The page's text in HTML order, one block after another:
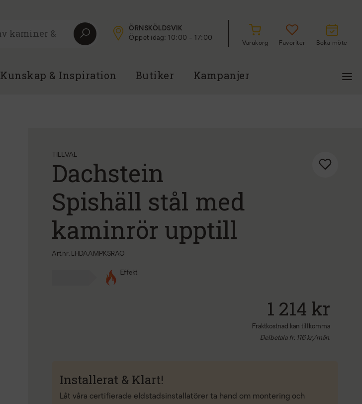
ÖRNSKÖLDSVIK
Öppet idag: 10:00 - 17:00
Varukorg Favoriter Boka möte
Kunskap & Inspiration Butiker Kampanjer
TILLVAL
Dachstein
Spishäll stål med
kaminrör upptill
Art.nr. LHDAAMPKSRAO
Effekt
1 214 kr
Fraktkostnad kan tillkomma
Delbetala fr. 116kr/mån.
Installerat & Klart!
Låt våra certifierade eldstadsinstallatörer ta hand om montering och